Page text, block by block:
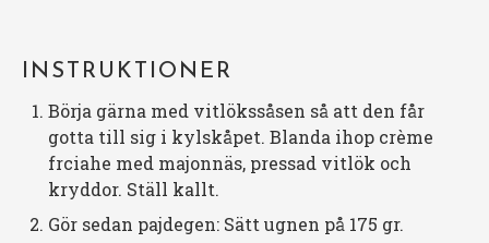
INSTRUKTIONER
Börja gärna med vitlökssåsen så att den får
gotta till sig i kylskåpet. Blanda ihop crème
frciahe med majonnäs, pressad vitlök och
kryddor. Ställ kallt.
Gör sedan pajdegen: Sätt ugnen på 175 gr.